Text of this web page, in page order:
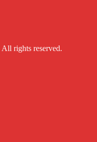
rights reserved.